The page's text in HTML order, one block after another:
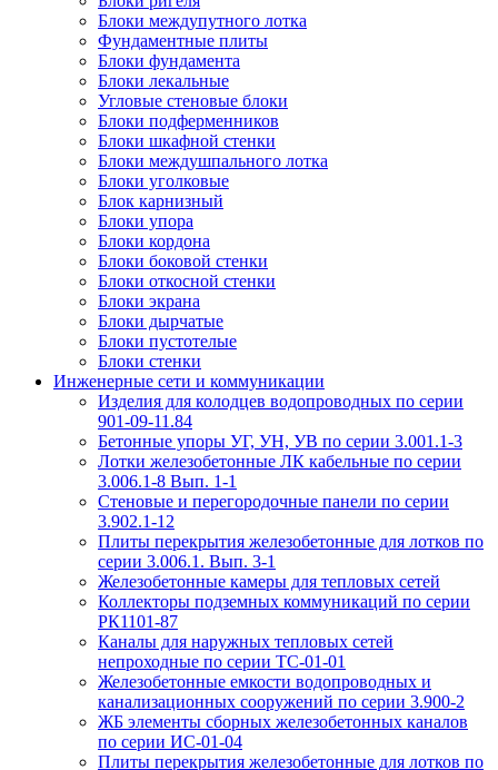
Блоки междупутного лотка
Фундаментные плиты
Блоки фундамента
Блоки лекальные
Угловые стеновые блоки
Блоки подферменников
Блоки шкафной стенки
Блоки междушпального лотка
Блоки уголковые
Блок карнизный
Блоки упора
Блоки кордона
Блоки боковой стенки
Блоки откосной стенки
Блоки экрана
Блоки дырчатые
Блоки пустотелые
Блоки стенки
Инженерные сети и коммуникации
Изделия для колодцев водопроводных по серии
901-09-11.84
Бетонные упоры УГ, УН, УВ по серии 3.001.1-3
Лотки железобетонные ЛК кабельные по серии
3.006.1-8 Вып. 1-1
Стеновые и перегородочные панели по серии
3.902.1-12
Плиты перекрытия железобетонные для лотков по
серии 3.006.1. Вып. 3-1
Железобетонные камеры для тепловых сетей
Коллекторы подземных коммуникаций по серии
РК1101-87
Каналы для наружных тепловых сетей
непроходные по серии ТС-01-01
Железобетонные емкости водопроводных и
канализационных сооружений по серии 3.900-2
ЖБ элементы сборных железобетонных каналов
по серии ИС-01-04
Плиты перекрытия железобетонные для лотков по